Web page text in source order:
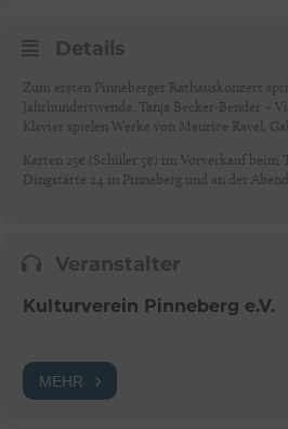
Details
Zum ersten Pinneberger Rathauskonzert
Jahrhundertwende. Tanja Becker-Bender –
Klavier spielen Werke von Maurice Ravel,
Karten 25€ (Schüler 5€) im Vorverkauf beim
Dingstätte 24 in Pinneberg und an der
Veranstalter
Kulturverein Pinneberg e.V.
MEHR